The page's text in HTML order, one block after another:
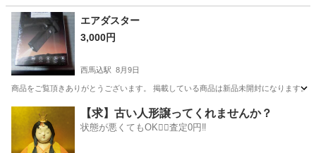
東京 千代田区 秋葉原駅
エアダスター
3,000円
西馬込駅 8月9日
商品をご覧頂きありがとうございます。 掲載している商品は新品未開封になります
西馬込駅 その他 エアダスター
【求】古い人形譲ってくれませんか？
状態が悪くてもOK🙆‍♀️査定0円‼️